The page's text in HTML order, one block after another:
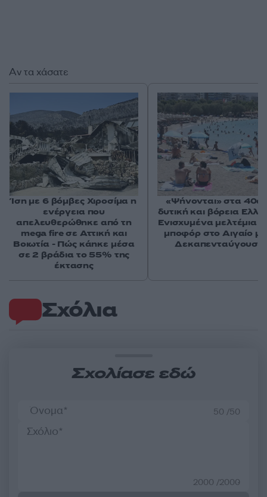
Σχόλια
Σχολίασε εδώ
50 /50
2000 /2000
Αν τα χάσατε
Ίση με 6 βόμβες Χιροσίμα η
ενέργεια που
απελευθερώθηκε από τη
mega fire σε Αττική και
Βοιωτία - Πώς κάηκε μέσα
σε 2 βράδια το 55% της
έκτασης
«Ψήνονται» στα
δυτική και βόρεια
Ενισχυμένα μελτέμια
μποφόρ στο Αιγαίο